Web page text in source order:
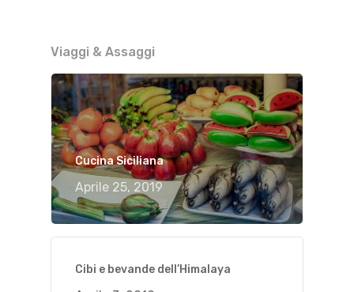
Viaggi & Assaggi
Cucina Siciliana
Aprile 25, 2019
Cibi e bevande dell’Himalaya